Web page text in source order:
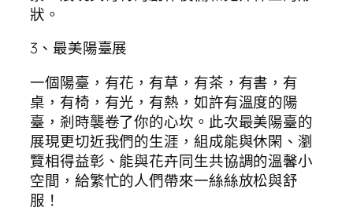
狀。
3、最美陽臺展
一個陽臺，有花，有草，有茶，有書，有
桌，有椅，有光，有熱，如許有溫度的陽
臺，剎時襲卷了你的心坎。此次最美陽臺的
展現更切近我們的生涯，組成能與休閑、瀏
覽相得益彰、能與花卉同生共協調的溫馨小
空間，給繁忙的人們帶來一絲絲放松與舒
服！